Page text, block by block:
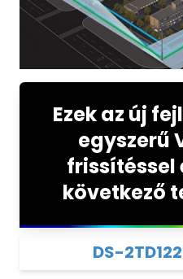
Ezek az új
egyszerű
frissítéssel
következő
DS-